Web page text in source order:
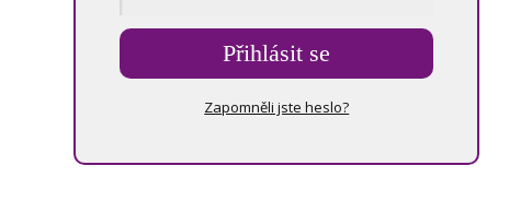
Přihlásit se
Zapomněli jste heslo?